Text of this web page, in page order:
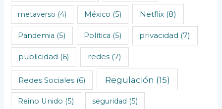
metaverso (4) México (5) Netflix(8)
Pandemia (5) Política (5) privacidad (7)
publicidad (6) redes (7)
Redes Sociales(6) Regulación (15)
Reino Unido (5) seguridad (5)